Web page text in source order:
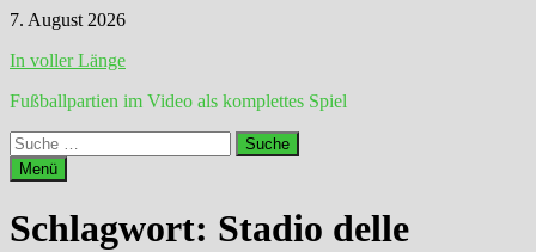
Zum
springen
7. August 2026
In voller Länge
Fußballpartien im Video als komplettes Spiel
Suche
nach:
Menü
Schlagwort: Stadio delle